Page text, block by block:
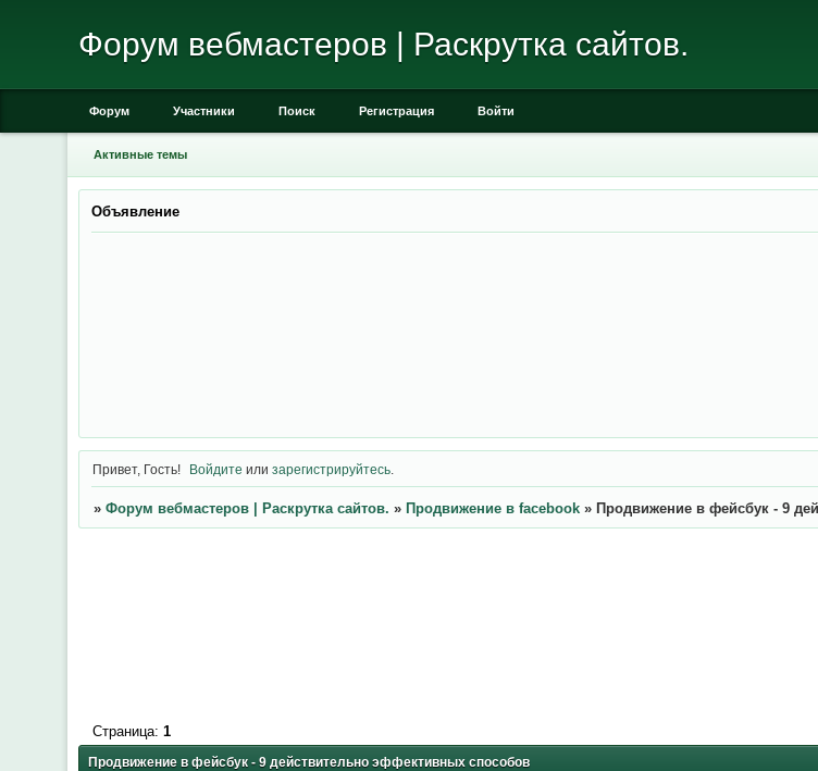
Форум вебмастеров | Раскрутка сайтов.
Форум Участники Поиск Регистрация Войти
Активные темы
Объявление
Привет, Гость! Войдите илизарегистрируйтесь
» Форум вебмастеров | Раскрутка сайтов. » Продвижение в facebook » Продвижение в фейсбук - 9
Продвижение в фейсбук - 9 действительно эффективных способов
Страница: 1